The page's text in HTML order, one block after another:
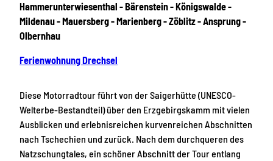
Hammerunterwiesenthal - Bärenstein - Königswalde -
Mildenau - Mauersberg - Marienberg - Zöblitz - Ansprung -
Olbernhau
Ferienwohnung Drechsel
Diese Motorradtour führt von der Saigerhütte (UNESCO-
Welterbe-Bestandteil) über den Erzgebirgskamm mit vielen
Ausblicken und erlebnisreichen kurvenreichen Abschnitten
nach Tschechien und zurück. Nach dem durchqueren des
Natzschungtales, ein schöner Abschnitt der Tour entlang